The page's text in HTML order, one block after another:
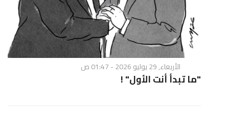
الأربعاء, 29 يوليو 2026 - 01:47 ص
"ما تبدأ أنت الأول" !